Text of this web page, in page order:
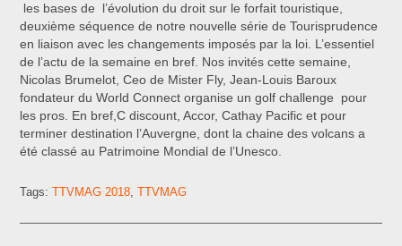
les bases de l’évolution du droit sur le forfait touristique,
deuxième séquence de notre nouvelle série de Tourisprudence
en liaison avec les changements imposés par la loi. L’essentiel
de l’actu de la semaine en bref. Nos invités cette semaine,
Nicolas Brumelot, Ceo de Mister Fly, Jean-Louis Baroux
fondateur du World Connect organise un golf challenge pour
les pros. En bref,C discount, Accor, Cathay Pacific et pour
terminer destination l’Auvergne, dont la chaine des volcans a
été classé au Patrimoine Mondial de l’Unesco.
Tags:TTVMAG 2018 ,TTVMAG